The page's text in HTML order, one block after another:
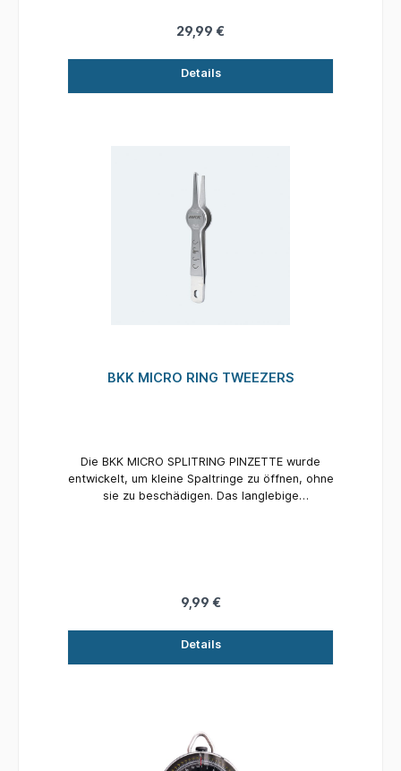
unverzichtbares Werkzeug für jeden
29,99 €
Details
BKK MICRO RING TWEEZERS
Die BKK MICRO SPLITRING PINZETTE wurde
entwickelt, um kleine Spaltringe zu öffnen, ohne
sie zu beschädigen. Das langlebige
9,99 €
Details